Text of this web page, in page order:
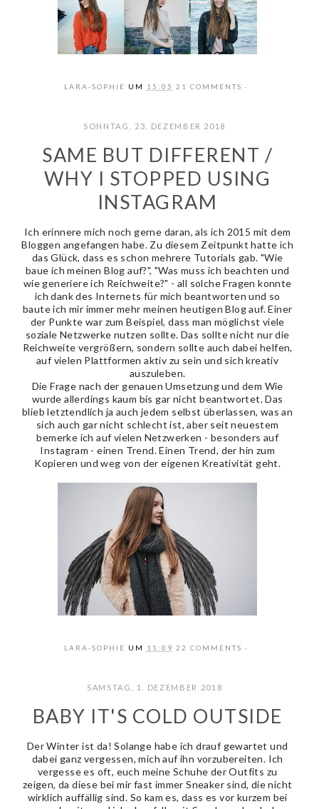
LARA-SOPHIE UM 15:05 21 COMMENTS
SONNTAG, 23. DEZEMBER 2018
SAME BUT DIFFERENT /
WHY I STOPPED USING
INSTAGRAM
Ich erinnere mich noch gerne daran, als ich 2015 mit dem
Bloggen angefangen habe. Zu diesem Zeitpunkt hatte ich
das Glück, dass es schon mehrere Tutorials gab. "Wie
baue ich meinen Blog auf?", "Was muss ich beachten und
wie generiere ich Reichweite?" - all solche Fragen konnte
ich dank des Internets für mich beantworten und so
baute ich mir immer mehr meinen heutigen Blog auf. Einer
der Punkte war zum Beispiel, dass man möglichst viele
soziale Netzwerke nutzen sollte. Das sollte nicht nur die
Reichweite vergrößern, sondern sollte auch dabei helfen,
auf vielen Plattformen aktiv zu sein und sich kreativ
auszuleben.
Die Frage nach der genauen Umsetzung und dem Wie
wurde allerdings kaum bis gar nicht beantwortet. Das
blieb letztendlich ja auch jedem selbst überlassen, was an
sich auch gar nicht schlecht ist, aber seit neuestem
bemerke ich auf vielen Netzwerken - besonders auf
Instagram - einen Trend. Einen Trend, der hin zum
Kopieren und weg von der eigenen Kreativität geht.
LARA-SOPHIE UM 11:09 22 COMMENTS
SAMSTAG, 1. DEZEMBER 2018
BABY IT'S COLD OUTSIDE
Der Winter ist da! Solange habe ich drauf gewartet und
dabei ganz vergessen, mich auf ihn vorzubereiten. Ich
vergesse es oft, euch meine Schuhe der Outfits zu
zeigen, da diese bei mir fast immer Sneaker sind, die nicht
wirklich auffällig sind. So kam es, dass es vor kurzem bei